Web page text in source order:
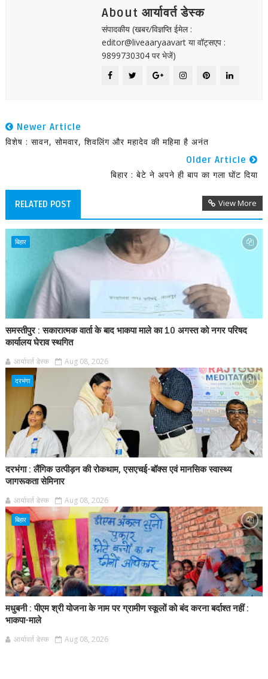
About आर्यावर्त डेस्क
संपादकीय (खबर/विज्ञप्ति ईमेल :
editor@liveaaryaavart या वॉट्सएप :
9899730304 पर भेजें)
Newer Article
विशेष : सावन, सोमवार, शिवलिंग और महादेव की महिमा है अनंत
Older Article
बिहार : बेटे ने अपने ही बाप का गला घोंट दिया
RELATED POST View More
बिहार
समस्तीपुर : सकारात्मक वार्ता के बाद भाकपा माले का 10 अगस्त को नगर परिषद
कार्यालय घेराव स्थगित
आर्यावर्त डेस्क Aug 08, 2026
दरभंगा
दरभंगा : लैंगिक उत्पीड़न की रोकथाम, एसएचई-बॉक्स एवं मानसिक स्वास्थ्य
जागरूकता सेमिनार
आर्यावर्त डेस्क Aug 08, 2026
बिहार
मधुबनी : पीएम श्री योजना के नाम पर ग्रामीण स्कूलों को बंद करना बर्दाश्त नहीं :
भाकपा-माले
आर्यावर्त डेस्क Aug 08, 2026